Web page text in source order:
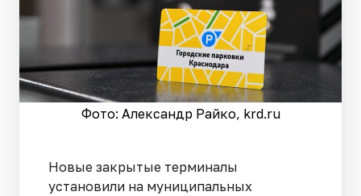
Фото: Александр Райко, krd.ru
Новые закрытые терминалы
установили на муниципальных